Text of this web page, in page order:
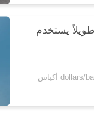
يستخدم